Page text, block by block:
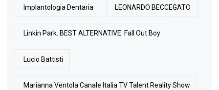
Implantologia Dentaria LEONARDO BECCEGATO
Linkin Park. BEST ALTERNATIVE: Fall Out Boy
Lucio Battisti
Marianna Ventola Canale Italia TV Talent Reality Show